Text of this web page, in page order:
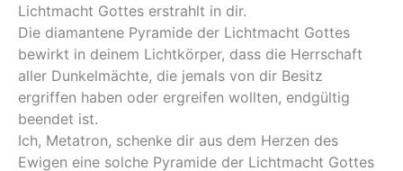
Lichtmacht Gottes erstrahlt in dir.
Die diamantene Pyramide der Lichtmacht Gottes
bewirkt in deinem Lichtkörper, dass die Herrschaft
aller Dunkelmächte, die jemals von dir Besitz
ergriffen haben oder ergreifen wollten, endgültig
beendet ist.
Ich, Metatron, schenke dir aus dem Herzen des
Ewigen eine solche Pyramide der Lichtmacht Gottes